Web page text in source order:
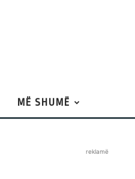
MË SHUMË
reklamë